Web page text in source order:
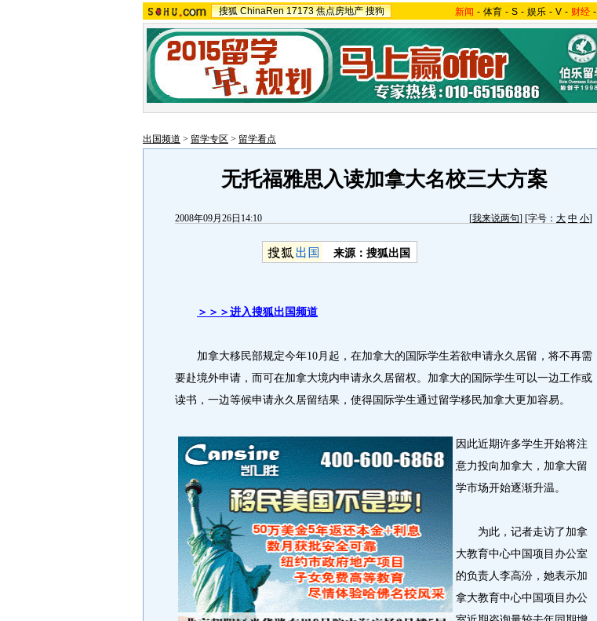
搜狐 ChinaRen 17173 焦点房地产 搜狗 新闻 - 体育 - S - 娱乐 - V - 财经 -
出国频道 > 留学专区 > 留学看点
无托福雅思入读加拿大名校三大方案
2008年09月26日14:10 [我来说两句] [字号： 大 中 小]
来源：搜狐出国
＞＞＞进入搜狐出国频道
加拿大移民部规定今年10月起，在加拿大的国际学生若欲申请永久居留，将不再需
要赴境外申请，而可在加拿大境内申请永久居留权。加拿大的国际学生可以一边工作或
读书，一边等候申请永久居留结果，使得国际学生通过留学移民加拿大更加容易。
因此近期许多学生开始将注
意力投向加拿大，加拿大留
学市场开始逐渐升温。
为此，记者走访了加拿
大教育中心中国项目办公室
的负责人李高汾，她表示加
拿大教育中心中国项目办公